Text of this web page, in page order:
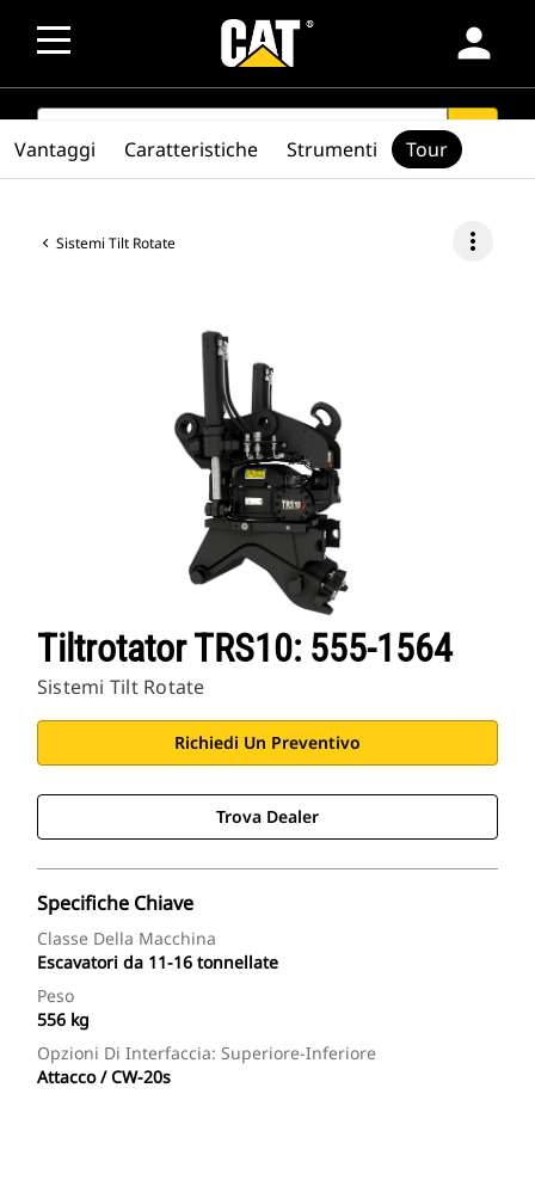
person
SEARCH search
Sistemi Tilt Rotate more_vert
Tiltrotator TRS10: 555-1564
Sistemi Tilt Rotate
Richiedi Un Preventivo
Trova Dealer
Specifiche Chiave
Classe Della Macchina
Escavatori da 11-16 tonnellate
Peso
556 kg
Opzioni Di Interfaccia: Superiore-Inferiore
Attacco / CW-20s
Vantaggi Caratteristiche Strumenti Tour